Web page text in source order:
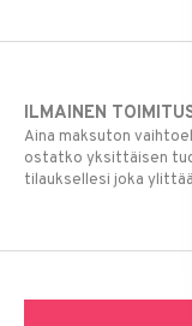
ILMAINEN
Aina maksuton
ostatko yksittäisen
tilauksellesi joka